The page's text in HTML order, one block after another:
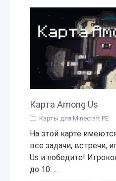
Карта Among Us
Карты для Minecraft PE
На этой карте
все задачи, встречи,
Us и победите!
до 10. ...